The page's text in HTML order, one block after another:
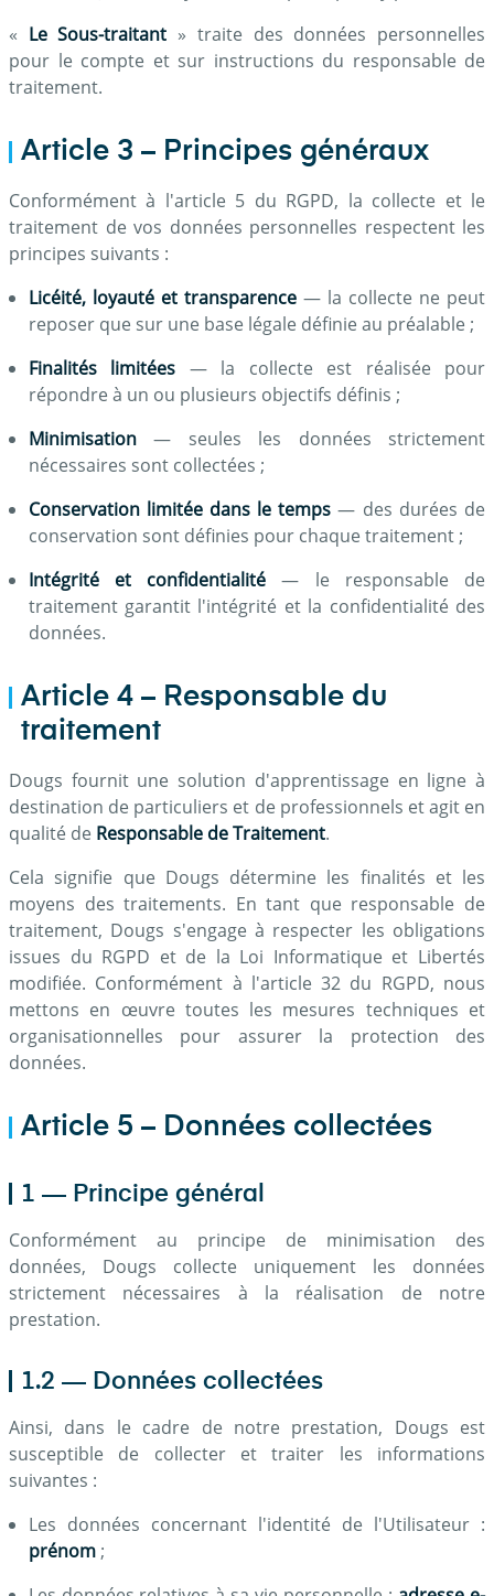
« Le Sous-traitant » traite des données personnelles
pour le compte et sur instructions du responsable de
traitement.
Article 3 – Principes généraux
Conformément à l'article 5 du RGPD, la collecte et le
traitement de vos données personnelles respectent les
principes suivants :
Licéité, loyauté et transparence— la collecte ne peut
reposer que sur une base légale définie au préalable ;
Finalités limitées — la collecte est réalisée pour
répondre à un ou plusieurs objectifs définis ;
Minimisation— seules les données strictement
nécessaires sont collectées ;
Conservation limitée dans le temps — des durées de
conservation sont définies pour chaque traitement ;
Intégrité et confidentialité — le responsable de
traitement garantit l'intégrité et la confidentialité des
données.
Article 4 – Responsable du
traitement
Dougs fournit une solution d'apprentissage en ligne à
destination de particuliers et de professionnels et agit en
qualité de Responsable de Traitement.
Cela signifie que Dougs détermine les finalités et les
moyens des traitements. En tant que responsable de
traitement, Dougs s'engage à respecter les obligations
issues du RGPD et de la Loi Informatique et Libertés
modifiée. Conformément à l'article 32 du RGPD, nous
mettons en œuvre toutes les mesures techniques et
organisationnelles pour assurer la protection des
données.
Article 5 – Données collectées
1 — Principe général
Conformément au principe de minimisation des
données, Dougs collecte uniquement les données
strictement nécessaires à la réalisation de notre
prestation.
1.2 — Données collectées
Ainsi, dans le cadre de notre prestation, Dougs est
susceptible de collecter et traiter les informations
suivantes :
Les données concernant l'identité de l'Utilisateur :
prénom;